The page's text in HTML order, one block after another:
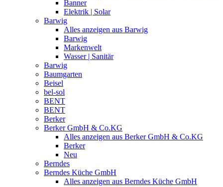
Banner
Elektrik | Solar
Barwig
Alles anzeigen aus Barwig
Barwig
Markenwelt
Wasser | Sanitär
Barwig
Baumgarten
Beisel
bel-sol
BENT
BENT
Berker
Berker GmbH & Co.KG
Alles anzeigen aus Berker GmbH & Co.KG
Berker
Neu
Berndes
Berndes Küche GmbH
Alles anzeigen aus Berndes Küche GmbH